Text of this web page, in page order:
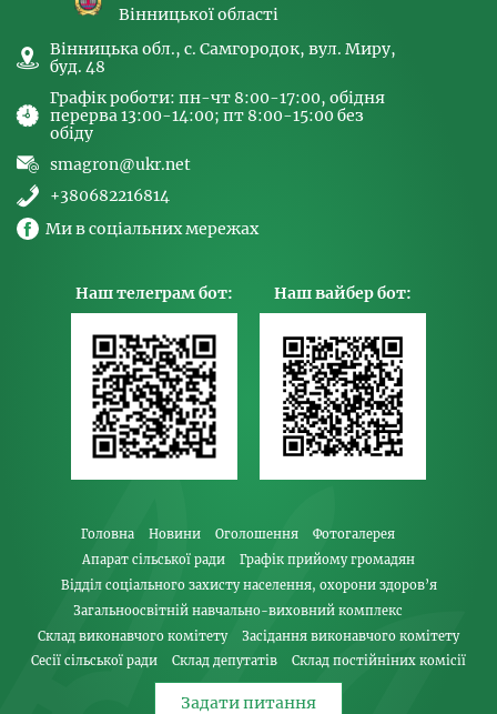
Вінницької області
Вінницька обл., с. Самгородок, вул. Миру,
буд. 48
Графік роботи: пн-чт 8:00-17:00, обідня
перерва 13:00-14:00; пт 8:00-15:00 без
обіду
smagron@ukr.net
+380682216814
Ми в соціальних мережах
Наш телеграм бот: Наш вайбер бот:
Головна Новини Оголошення
Фотогалерея
Апарат сільської ради
Графік прийому громадян
Відділ соціального захисту населення, охорони здоров’я
Загальноосвітній навчально-виховний комплекс
Склад виконавчого комітету
Засідання виконавчого комітету
Сесії сільської ради
Склад депутатів Склад постійніних комісії
Задати питання